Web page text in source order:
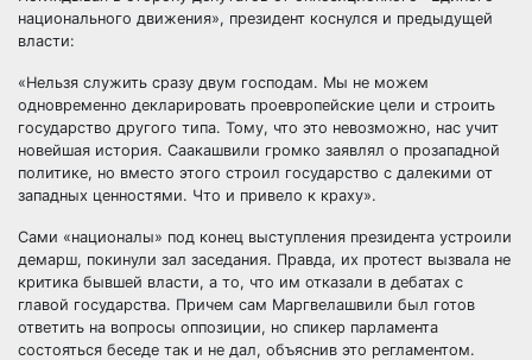
национального движения», президент коснулся и предыдущей
власти:
«Нельзя служить сразу двум господам. Мы не можем
одновременно декларировать проевропейские цели и строить
государство другого типа. Тому, что это невозможно, нас учит
новейшая история. Саакашвили громко заявлял о прозападной
политике, но вместо этого строил государство с далекими от
западных ценностями. Что и привело к краху».
Сами «националы» под конец выступления президента устроили
демарш, покинули зал заседания. Правда, их протест вызвала не
критика бывшей власти, а то, что им отказали в дебатах с
главой государства. Причем сам Маргвелашвили был готов
ответить на вопросы оппозиции, но спикер парламента
состояться беседе так и не дал, объяснив это регламентом.